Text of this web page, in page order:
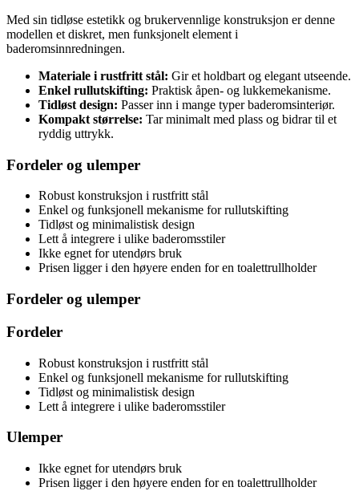
Med sin tidløse estetikk og brukervennlige konstruksjon er denne
modellen et diskret, men funksjonelt element i
baderomsinnredningen.
Materiale i rustfritt stål: Gir et holdbart og elegant utseende.
Enkel rullutskifting: Praktisk åpen- og lukkemekanisme.
Tidløst design: Passer inn i mange typer baderomsinteriør.
Kompakt størrelse: Tar minimalt med plass og bidrar til et
ryddig uttrykk.
Fordeler og ulemper
Robust konstruksjon i rustfritt stål
Enkel og funksjonell mekanisme for rullutskifting
Tidløst og minimalistisk design
Lett å integrere i ulike baderomsstiler
Ikke egnet for utendørs bruk
Prisen ligger i den høyere enden for en toalettrullholder
Fordeler og ulemper
Fordeler
Robust konstruksjon i rustfritt stål
Enkel og funksjonell mekanisme for rullutskifting
Tidløst og minimalistisk design
Lett å integrere i ulike baderomsstiler
Ulemper
Ikke egnet for utendørs bruk
Prisen ligger i den høyere enden for en toalettrullholder